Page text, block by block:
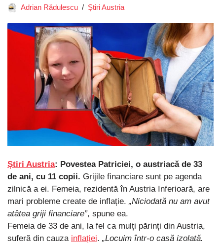
Adrian Rădulescu Știri Austria
Știri Austria: Povestea Patriciei, o austriacă de 33
de ani, cu 11 copii. Grijile financiare sunt pe agenda
zilnică a ei. Femeia, rezidentă în Austria Inferioară, are
mari probleme create de inflație. „Niciodată nu am avut
atâtea griji financiare”, spune ea.
Femeia de 33 de ani, la fel ca mulți părinți din Austria,
suferă din cauza inflației. „Locuim într-o casă izolată.